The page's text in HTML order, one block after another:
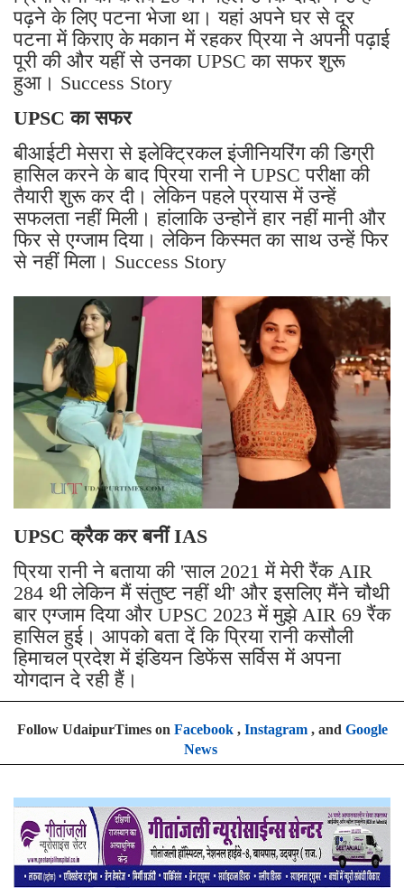
पढ़ने के लिए पटना भेजा था। यहां अपने घर से दूर
पटना में किराए के मकान में रहकर प्रिया ने अपनी पढ़ाई
पूरी की और यहीं से उनका UPSC का सफर शुरू
हुआ। Success Story
UPSC का सफर
बीआईटी मेसरा से इलेक्ट्रिकल इंजीनियरिंग की डिग्री
हासिल करने के बाद प्रिया रानी ने UPSC परीक्षा की
तैयारी शुरू कर दी। लेकिन पहले प्रयास में उन्हें
सफलता नहीं मिली। हांलाकि उन्होनें हार नहीं मानी और
फिर से एग्जाम दिया। लेकिन किस्मत का साथ उन्हें फिर
से नहीं मिला। Success Story
UPSC क्रैक कर बनीं IAS
प्रिया रानी ने बताया की 'साल 2021 में मेरी रैंक AIR
284 थी लेकिन मैं संतुष्ट नहीं थी' और इसलिए मैंने चौथी
बार एग्जाम दिया और UPSC 2023 में मुझे AIR 69 रैंक
हासिल हुई। आपको बता दें कि प्रिया रानी कसौली
हिमाचल प्रदेश में इंडियन डिफेंस सर्विस में अपना
योगदान दे रही हैं।
Follow UdaipurTimes on Facebook, Instagram, and Google
News